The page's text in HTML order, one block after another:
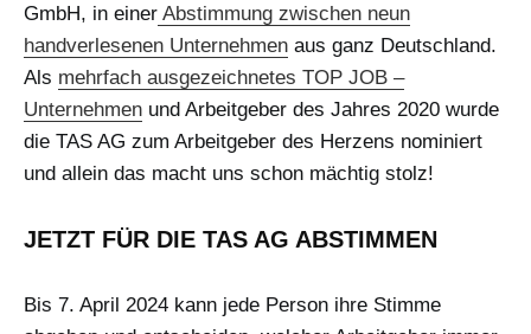
GmbH, in einer Abstimmung zwischen neun
handverlesenen Unternehmen aus ganz Deutschland.
Als mehrfach ausgezeichnetes TOP JOB –
Unternehmen und Arbeitgeber des Jahres 2020 wurde
die TAS AG zum Arbeitgeber des Herzens nominiert
und allein das macht uns schon mächtig stolz!
JETZT FÜR DIE TAS AG ABSTIMMEN
Bis 7. April 2024 kann jede Person ihre Stimme